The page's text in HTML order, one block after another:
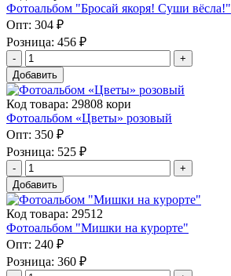
Фотоальбом "Бросай якоря! Суши вёсла!"
Опт: 304 ₽
Розница: 456 ₽
Добавить
Код товара: 29808 кори
Фотоальбом «Цветы» розовый
Опт: 350 ₽
Розница: 525 ₽
Добавить
Код товара: 29512
Фотоальбом "Мишки на курорте"
Опт: 240 ₽
Розница: 360 ₽